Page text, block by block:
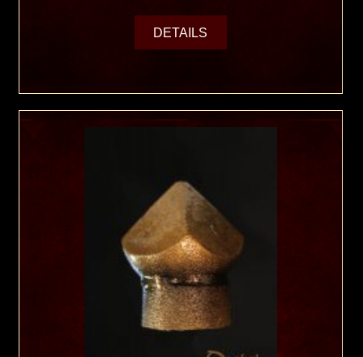
DETAILS